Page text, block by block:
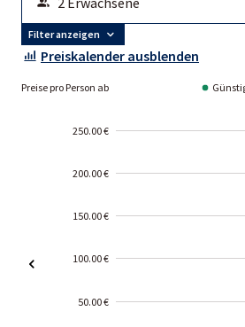
Filter anzeigen
Preiskalender ausblenden
Preise pro Person ab
250.00 €
200.00 €
150.00 €
100.00 €
50.00 €